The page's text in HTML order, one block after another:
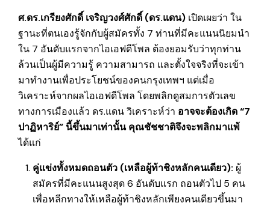
ศ.ดร.เกรียงศักดิ์ เจริญวงศ์ศักดิ์ (ดร.แดน) เปิดเผยว่า ใน
ฐานะที่ตนเองรู้จักกับผู้สมัครทั้ง 7 ท่านที่มีคะแนนนิยมนำ
ใน 7 อันดับแรกจากไอเอฟดีโพล ต้องยอมรับว่าทุกท่าน
ล้วนเป็นผู้มีความรู้ ความสามารถ และตั้งใจจริงที่จะเข้า
มาทำงานเพื่อประโยชน์ของคนกรุงเทพฯ แต่เมื่อ
วิเคราะห์จากผลไอเอฟดีโพล โดยพลิกดูสมการตัวเลข
ทางการเมืองแล้ว ดร.แดน วิเคราะห์ว่า อาจจะต้องเกิด “7
ปาฏิหาริย์” นี้ขึ้นมาเท่านั้น คุณชัชชาติจึงจะพลิกมาแพ้
ได้แก่
คู่แข่งทั้งหมดถอนตัว (เหลือผู้ท้าชิงหลักคนเดียว): ผู้
สมัครที่มีคะแนนสูงสุด 6 อันดับแรก ถอนตัวไป 5 คน
เพื่อหลีก‍ทางให้เหลือผู้ท้าชิงหลักเพียงคนเดียวขึ้นมา